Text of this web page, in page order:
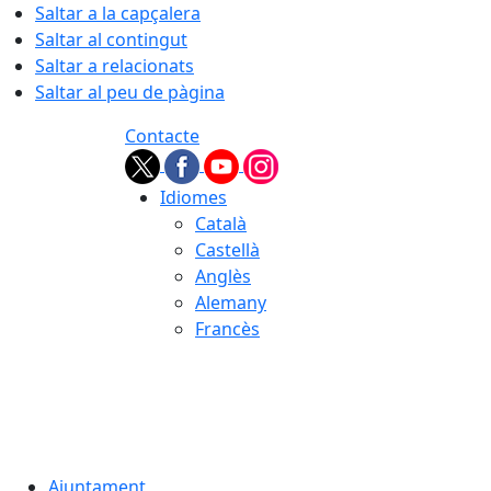
Saltar a la capçalera
Saltar al contingut
Saltar a relacionats
Saltar al peu de pàgina
Contacte
Idiomes
Català
Castellà
Anglès
Alemany
Francès